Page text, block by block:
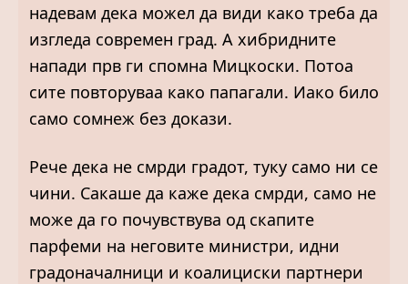
надевам дека можел да види како треба да
изгледа современ град. А хибридните
напади прв ги спомна Мицкоски. Потоа
сите повторуваа како папагали. Иако било
само сомнеж без докази.
Рече дека не смрди градот, туку само ни се
чини. Сакаше да каже дека смрди, само не
може да го почувствува од скапите
парфеми на неговите министри, идни
градоначалници и коалициски партнери